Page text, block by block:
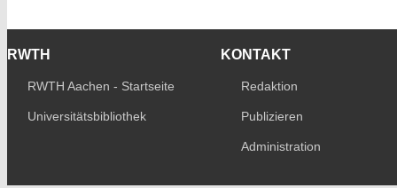
RWTH
RWTH Aachen - Startseite
Universitätsbibliothek
KONTAKT
Redaktion
Publizieren
Administration